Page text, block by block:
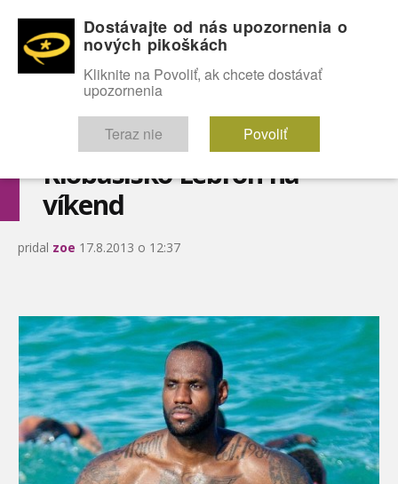
OMG! SEXICE
Klobásisko Lebron na
víkend
pridal zoe 17.8.2013 o 12:37
Dostávajte od nás upozornenia o
nových pikoškách
Kliknite na Povoliť, ak chcete dostávať
upozornenia
Teraz nie Povoliť